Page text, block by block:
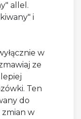
allel.
i
w
ze
Ten
do
w